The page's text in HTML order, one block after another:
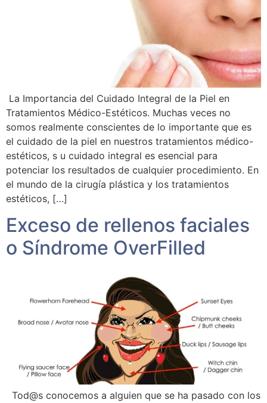
La Importancia del Cuidado Integral de la Piel en
Tratamientos Médico-Estéticos. Muchas veces no
somos realmente conscientes de lo importante que es
el cuidado de la piel en nuestros tratamientos médico-
estéticos, s u cuidado integral es esencial para
potenciar los resultados de cualquier procedimiento. En
el mundo de la cirugía plástica y los tratamientos
estéticos, […]
Exceso de rellenos faciales
o Síndrome OverFilled
Tod@s conocemos a alguien que se ha pasado con los